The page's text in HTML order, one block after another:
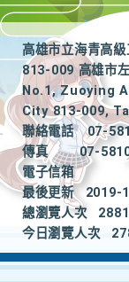
高雄市立海青高
813-009 高雄市
No.1, Zuoying
City 813-009,
聯絡電話
07-
傳真
07-
電子信箱
最後更新
2019-
總瀏覽人次
今日瀏覽人次